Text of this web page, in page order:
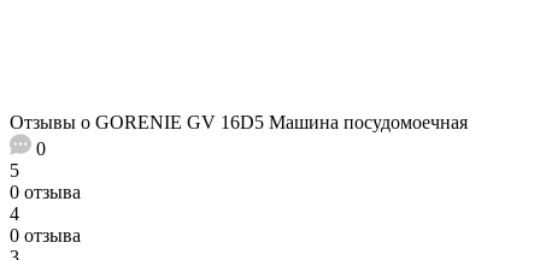
Отзывы о GORENIE GV 16D5 Машина посудомоечная
0
5
0 отзыва
4
0 отзыва